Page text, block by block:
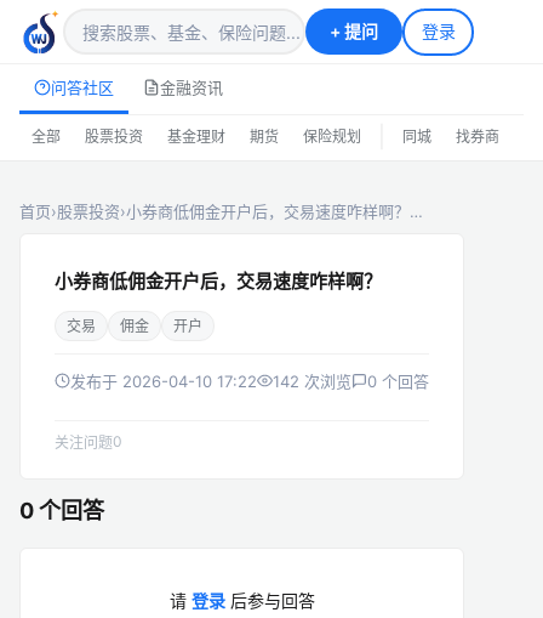
+提问 登录
问答社区 金融资讯
全部 股票投资 基金理财 期货 保险规划 同城 找券商
首页›股票投资›小券商低佣金开户后，交易速度咋样啊？…
小券商低佣金开户后，交易速度咋样啊？
交易 佣金 开户
发布于 2026-04-10 17:22 142 次浏览 0 个回答
关注问题0
0 个回答
请 登录后参与回答